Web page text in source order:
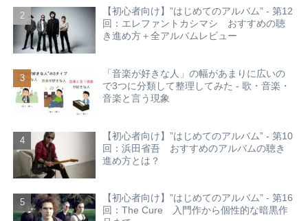
【初心者向け】”はじめてのアルバム” - 第12
回：エレファントカシマシ おすすめの聴
き進め方＋全アルバムレビュー
「音楽が好きな人」の幅があまりに広いの
で3つに分類して整理してみた - 歌・音楽・
音楽と言う現象
【初心者向け】”はじめてのアルバム” - 第10
回：浜田省吾 おすすめのアルバムの聴き
進め方とは？
【初心者向け】”はじめてのアルバム” - 第16
回：The Cure 入門作から個性的な暗黒作